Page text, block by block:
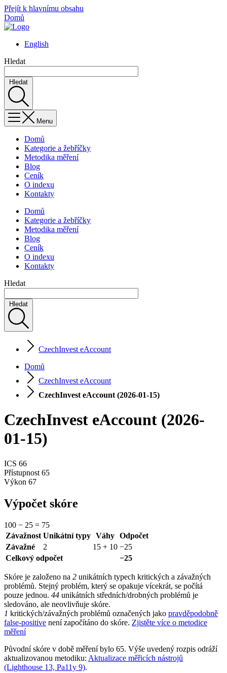
Přejít k hlavnímu obsahu
Domů
English
Hledat
Hledat
Menu
Domů
Kategorie a žebříčky
Metodika měření
Blog
Ceník
O indexu
Kontakty
Domů
Kategorie a žebříčky
Metodika měření
Blog
Ceník
O indexu
Kontakty
Hledat
Hledat
CzechInvest eAccount
Domů
CzechInvest eAccount
CzechInvest eAccount (2026-01-15)
CzechInvest eAccount (2026-
01-15)
ICS 66
Přístupnost 65
Výkon 67
Výpočet skóre
100 − 25 = 75
Závažnost Unikátní typy Váhy Odpočet
Závažné
2 15 + 10 −25
Celkový odpočet
−25
Skóre je založeno na 2 unikátních typech kritických a závažných
problémů. Stejný problém, který se opakuje vícekrát, se počítá
pouze jednou. 44 unikátních středních/drobných problémů je
sledováno, ale neovlivňuje skóre.
1 kritických/závažných problémů označených jako pravděpodobně
false-positive není započítáno do skóre. Zjistěte více o metodice
měření
Původní skóre v době měření bylo 65. Výše uvedený rozpis odráží
aktualizovanou metodiku: Aktualizace měřicích nástrojů
(Lighthouse 13, Pa11y 9).